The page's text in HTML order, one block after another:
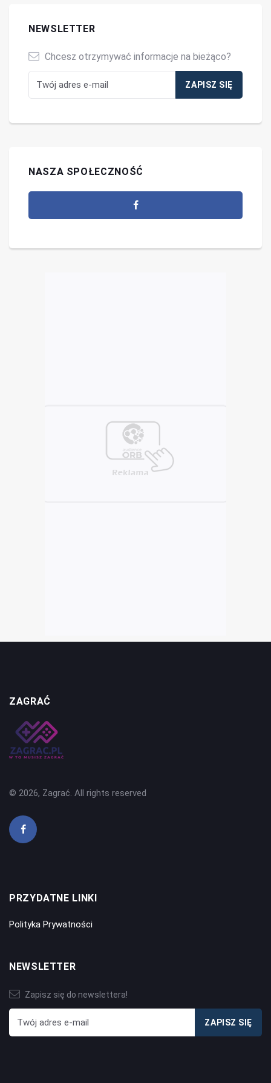
NEWSLETTER
Chcesz otrzymywać informacje na bieżąco?
NASZA SPOŁECZNOŚĆ
ZAGRAĆ
© 2026, Zagrać. All rights reserved
PRZYDATNE LINKI
Polityka Prywatności
NEWSLETTER
Zapisz się do newslettera!